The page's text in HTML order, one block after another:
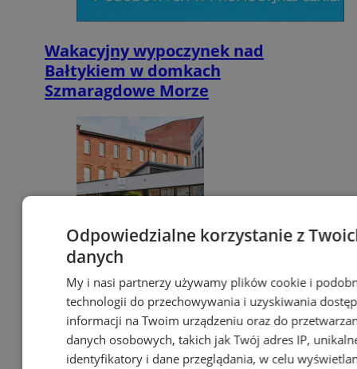
Wakacyjny wypoczynek nad
Bałtykiem w domkach
Szmaragdowe Morze
Odpowiedzialne korzystanie z
danych
My i nasi partnerzy używamy plików cookie i
technologii do przechowywania i uzyskiwania
informacji na Twoim urządzeniu oraz do
danych osobowych, takich jak Twój adres IP,
identyfikatory i dane przeglądania, w celu